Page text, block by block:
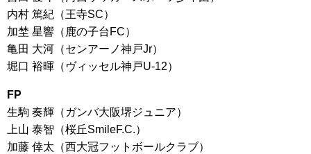
内村 篤紀（王寺SC）
加埜 星響（鹿の子台FC）
亀田 大河（センアーノ神戸Jr）
堀口 裕暉（ヴィッセル神戸U-12）
FP
生駒 奏輝（ガンバ大阪堺ジュニア）
上山 泰智（桜丘SmileF.C.）
加藤 倖太（西大冠フットボールクラブ）